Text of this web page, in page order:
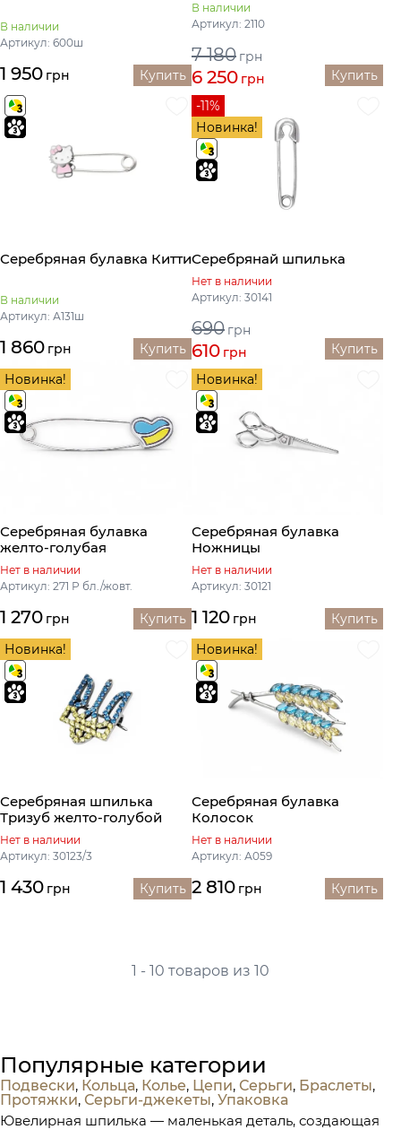
В наличии
Артикул: 600ш
1 950 грн Купить
В наличии
Артикул: 2110
7 180 грн
6 250 грн Купить
Серебряная булавка Китти
В наличии
Артикул: А131ш
1 860 грн Купить
-11%
Новинка!
Серебрянай шпилька
Нет в наличии
Артикул: 30141
690 грн
610 грн
Купить
Новинка!
Серебряная булавка
желто-голубая
Нет в наличии
Артикул: 271 Р бл./жовт.
1 270 грн Купить
Новинка!
Серебряная булавка
Ножницы
Нет в наличии
Артикул: 30121
1 120 грн
Купить
Новинка!
Серебряная шпилька
Тризуб желто-голубой
Нет в наличии
Артикул: 30123/3
1 430 грн Купить
Новинка!
Серебряная булавка
Колосок
Нет в наличии
Артикул: А059
2 810 грн Купить
1 - 10 товаров из 10
Популярные категории
Подвески, Кольца, Колье, Цепи, Серьги, Браслеты,
Протяжки, Серьги-джекеты, Упаковка
Ювелирная шпилька — маленькая деталь, создающая